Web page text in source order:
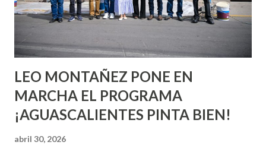
experimentarlo, pero como cualquier persona con
experiencia te dirá, siempre es mejor cuando ambas partes
son suficientemen...
LEO MONTAÑEZ PONE EN
MARCHA EL PROGRAMA
¡AGUASCALIENTES PINTA BIEN!
abril 30, 2026